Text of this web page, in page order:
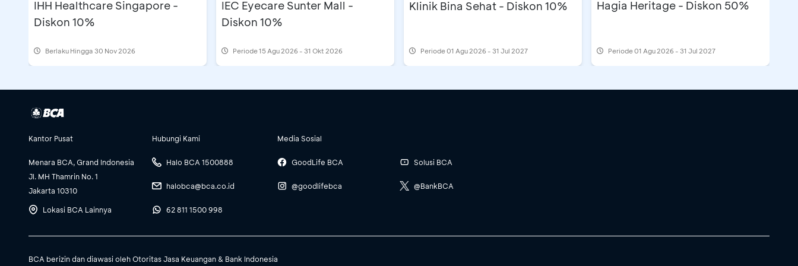
IHH Healthcare Singapore -
Diskon 10%
Berlaku Hingga 30 Nov 2026
IEC Eyecare Sunter Mall -
Diskon 10%
Periode15 Agu 2026 - 31 Okt 2026
Klinik Bina Sehat - Diskon 10%
Periode01 Agu 2026 - 31 Jul 2027
Hagia Heritage - Diskon 50%
Periode01 Agu 2026 - 31 Jul 2027
Kantor Pusat
Menara BCA, Grand Indonesia
Jl. MH Thamrin No. 1
Jakarta 10310
Lokasi BCA Lainnya
Hubungi Kami
Halo BCA 1500888
halobca@bca.co.id
62 811 1500 998
Media Sosial
GoodLife BCA
@goodlifebca
Solusi BCA
@BankBCA
BCA berizin dan diawasi oleh Otoritas Jasa Keuangan & Bank Indonesia